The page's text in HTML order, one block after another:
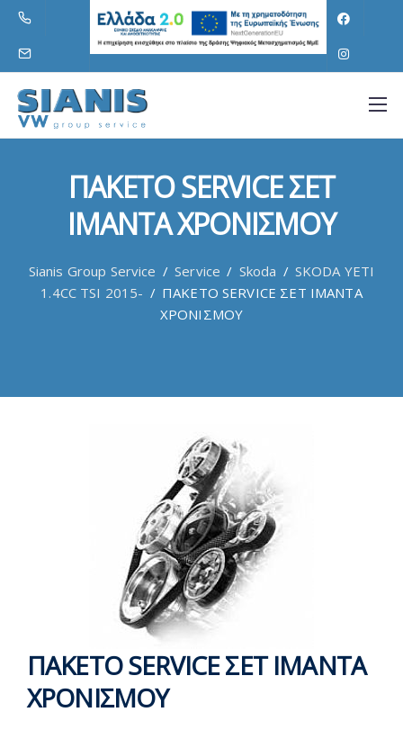
ΠΑΚΕΤΟ SERVICE ΣΕΤ
ΙΜΑΝΤΑ ΧΡΟΝΙΣΜΟΥ
Sianis Group Service / Service / Skoda / SKODA YETI
1.4CC TSI 2015- / ΠΑΚΕΤΟ SERVICE ΣΕΤ ΙΜΑΝΤΑ
ΧΡΟΝΙΣΜΟΥ
ΠΑΚΕΤΟ SERVICE ΣΕΤ ΙΜΑΝΤΑ
ΧΡΟΝΙΣΜΟΥ